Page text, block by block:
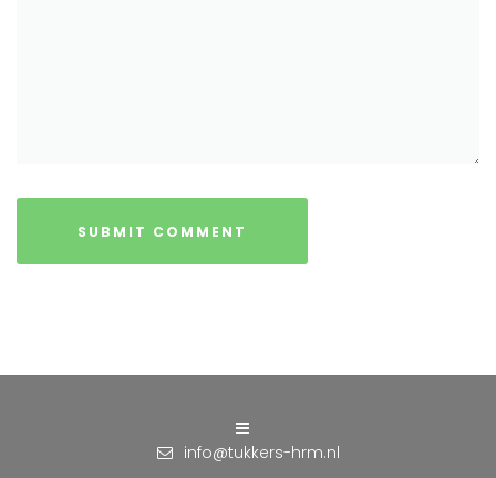
info@tukkers-hrm.nl